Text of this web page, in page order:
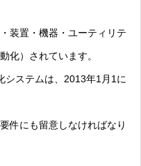
装置・機器・ユーティリテ
化）されています。
システムは、2013年1月1に
件にも留意しなければなり